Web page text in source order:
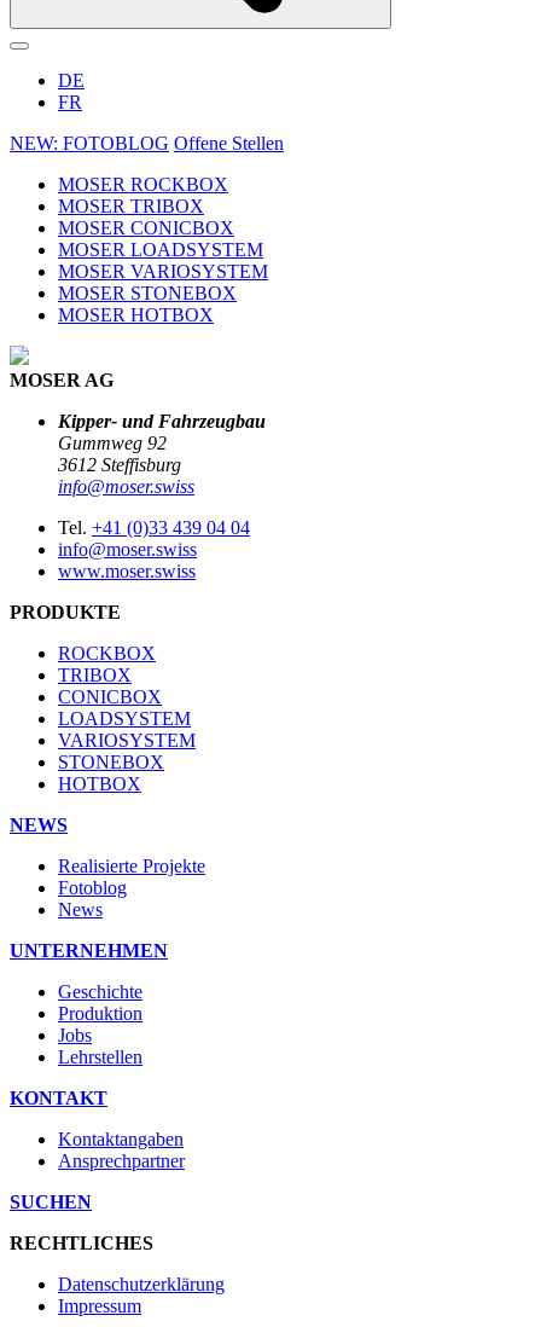
DE
FR
NEW: FOTOBLOG Offene Stellen
MOSER ROCKBOX
MOSER TRIBOX
MOSER CONICBOX
MOSER LOADSYSTEM
MOSER VARIOSYSTEM
MOSER STONEBOX
MOSER HOTBOX
MOSER AG
Kipper- und Fahrzeugbau
Gummweg 92
3612 Steffisburg
info@moser.swiss
Tel. +41 (0)33 439 04 04
info@moser.swiss
www.moser.swiss
PRODUKTE
ROCKBOX
TRIBOX
CONICBOX
LOADSYSTEM
VARIOSYSTEM
STONEBOX
HOTBOX
NEWS
Realisierte Projekte
Fotoblog
News
UNTERNEHMEN
Geschichte
Produktion
Jobs
Lehrstellen
KONTAKT
Kontaktangaben
Ansprechpartner
SUCHEN
RECHTLICHES
Datenschutzerklärung
Impressum